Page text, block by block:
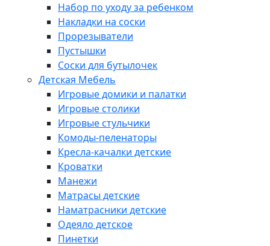
Набор по уходу за ребенком
Накладки на соски
Прорезыватели
Пустышки
Соски для бутылочек
Детская Мебель
Игровые домики и палатки
Игровые столики
Игровые стульчики
Комоды-пеленаторы
Кресла-качалки детские
Кроватки
Манежи
Матрасы детские
Наматрасники детские
Одеяло детское
Пинетки